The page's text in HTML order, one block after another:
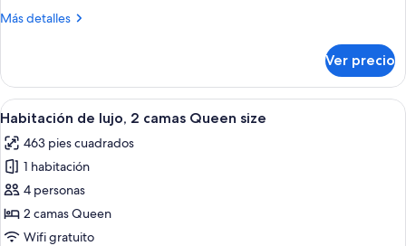
camas
Más detalles
Más
Deluxe,
camas
Ver precio
Abrir
todas
las
fotos
de
Habitación
de
Una habitación de hotel moderna
4
Habitación de lujo, 2 camas Queen size
463 pies cuadrados
1 habitación
4 personas
2 camas Queen
Wifi gratuito